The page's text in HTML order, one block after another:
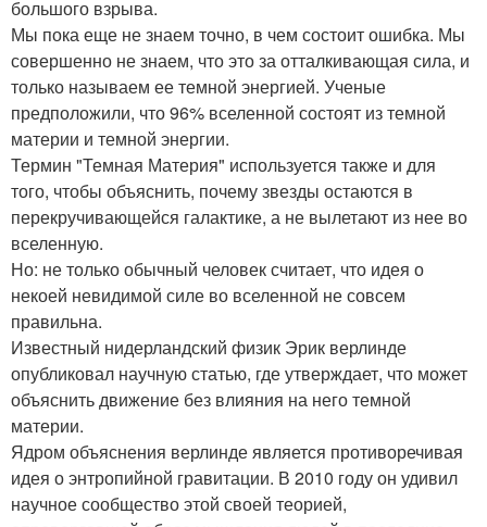
большого взрыва.
Мы пока еще не знаем точно, в чем состоит ошибка. Мы
совершенно не знаем, что это за отталкивающая сила, и
только называем ее темной энергией. Ученые
предположили, что 96% вселенной состоят из темной
материи и темной энергии.
Термин "Темная Материя" используется также и для
того, чтобы объяснить, почему звезды остаются в
перекручивающейся галактике, а не вылетают из нее во
вселенную.
Но: не только обычный человек считает, что идея о
некоей невидимой силе во вселенной не совсем
правильна.
Известный нидерландский физик Эрик верлинде
опубликовал научную статью, где утверждает, что может
объяснить движение без влияния на него темной
материи.
Ядром объяснения верлинде является противоречивая
идея о энтропийной гравитации. В 2010 году он удивил
научное сообщество этой своей теорией,